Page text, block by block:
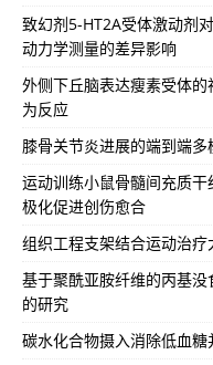
致幻剂5-HT2A受体激动剂
动力学测量的差异影响
外侧下丘脑表达瘦素受体
为反应
膝骨关节炎进展的端到端多
运动训练小鼠骨髓间充质
极化促进创伤愈合
组织工程支架结合运动治
基于聚酰亚胺纤维的丙基
的研究
碳水化合物摄入消除低血